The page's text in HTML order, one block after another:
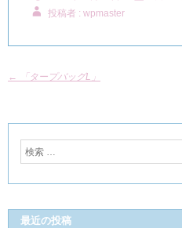
投稿者 : wpmaster
← 「タープバッグL」
最近の投稿